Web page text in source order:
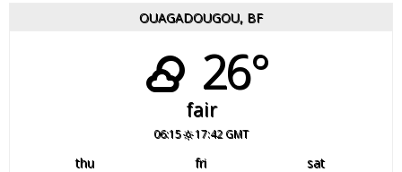
OUAGADOUGOU, BF
26°
fair
06:15 17:42 GMT
thu fri
sat